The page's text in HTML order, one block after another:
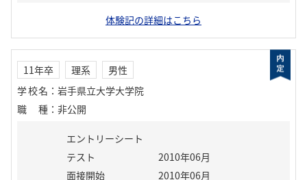
体験記の詳細はこちら
11年卒 理系
男性
学校名 ： 岩手県立大学大学院
職種 ： 非公開
エントリーシート
テスト
2010年06月
面接開始
2010年06月